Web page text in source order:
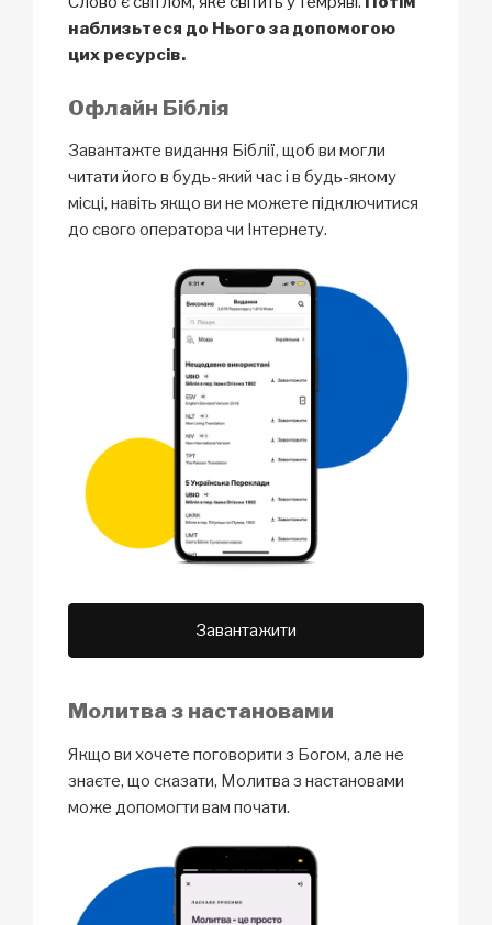
наблизьтеся до Нього за допомогою
цих ресурсів.
Офлайн Біблія
Завантажте видання Біблії, щоб ви могли
читати його в будь-який час і в будь-якому
місці, навіть якщо ви не можете підключитися
до свого оператора чи Інтернету.
Завантажити
Молитва з настановами
Якщо ви хочете поговорити з Богом, але не
знаєте, що сказати, Молитва з настановами
може допомогти вам почати.